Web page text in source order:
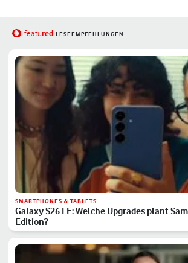
featured LESEEMPFEHLUNGEN
SMARTPHONES & TABLETS
Galaxy S26 FE: Welche Upgrades plant
Edition?